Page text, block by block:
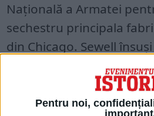
Pentru noi,
Națională a Armatei
sechestru principala
din Chicago. Sewell
scos din biroul său de
PÂNĂ ÎN LUNA